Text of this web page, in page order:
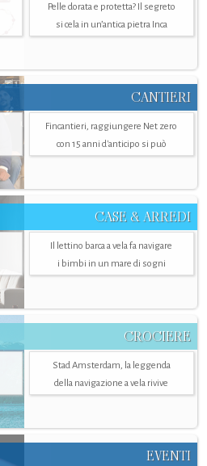
Pelle dorata e protetta? Il segreto
si cela in un’antica pietra Inca
CANTIERI
Fincantieri, raggiungere Net zero
con 15 anni d'anticipo si può
CASE & ARREDI
Il lettino barca a vela fa navigare
i bimbi in un mare di sogni
CROCIERE
Stad Amsterdam, la leggenda
della navigazione a vela rivive
EVENTI